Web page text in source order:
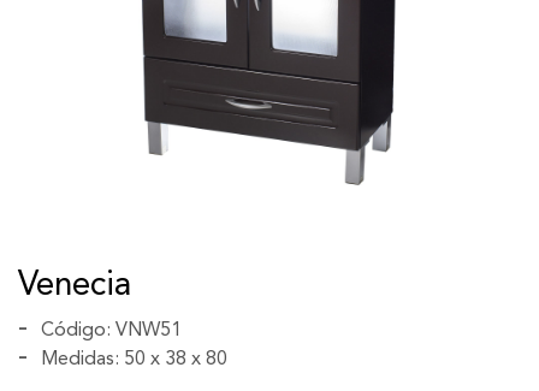
Venecia
Código: VNW51
Medidas: 50 x 38 x 80